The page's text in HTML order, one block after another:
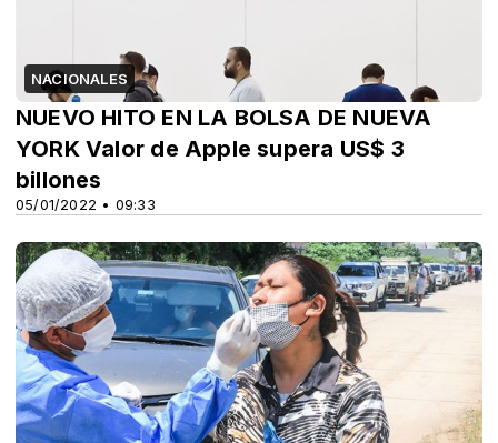
NACIONALES
05/01/2022 • 09:33
NUEVO HITO EN LA BOLSA DE NUEVA
YORK Valor de Apple supera US$ 3
billones